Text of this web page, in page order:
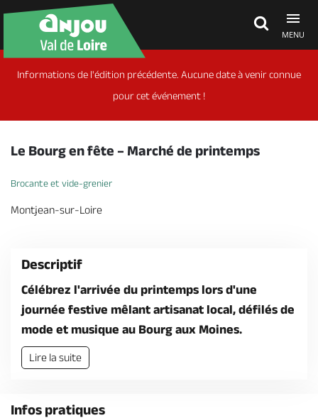
MENU
Découvrir
Agenda
Billetterie en ligne
Informations de l'édition précédente. Aucune date à venir connue
pour cet événement !
Le Bourg en fête – Marché de printemps
Brocante et vide-grenier
Montjean-sur-Loire
Descriptif
Célébrez l'arrivée du printemps lors d'une
journée festive mêlant artisanat local, défilés de
mode et musique au Bourg aux Moines.
Lire la suite
Infos pratiques